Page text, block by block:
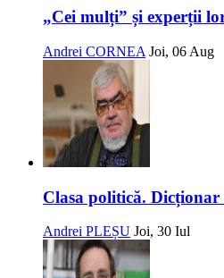
„Cei mulți” și experții
Andrei CORNEA Joi, 06 Aug
Clasa politică. Dicționar
Andrei PLEȘU Joi, 30 Iul